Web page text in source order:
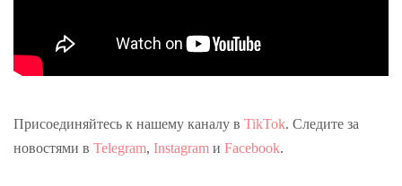
Присоединяйтесь к нашему каналу в TikTok. Следите за
новостями в Telegram, Instagram и Facebook.